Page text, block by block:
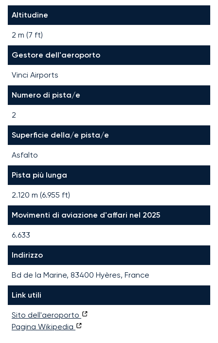
Altitudine
2 m (7 ft)
Gestore dell'aeroporto
Vinci Airports
Numero di pista/e
2
Superficie della/e pista/e
Asfalto
Pista più lunga
2.120 m (6.955 ft)
Movimenti di aviazione d'affari nel 2025
6.633
Indirizzo
Bd de la Marine, 83400 Hyères, France
Link utili
Sito dell'aeroporto
Pagina Wikipedia